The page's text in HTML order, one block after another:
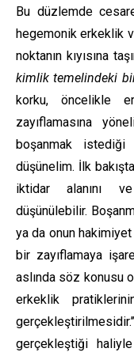
Bu düzlemde
hegemonik erkeklik
noktanın kıyısına
kimlik temelindeki
korku, öncelikle
zayıflamasına
boşanmak
düşünelim. İlk
iktidar alanını
düşünülebilir.
ya da onun hakimiyet
bir zayıflamaya
aslında söz konusu
erkeklik
gerçekleştirilmesidir.’’
gerçekleştiği